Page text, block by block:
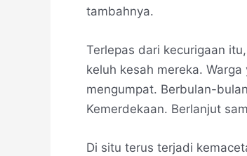
tambahnya.
Terlepas dari kecurigaan
keluh kesah mereka.
mengumpat. Berbulan-
Kemerdekaan. Berlanjut
Di situ terus terjadi